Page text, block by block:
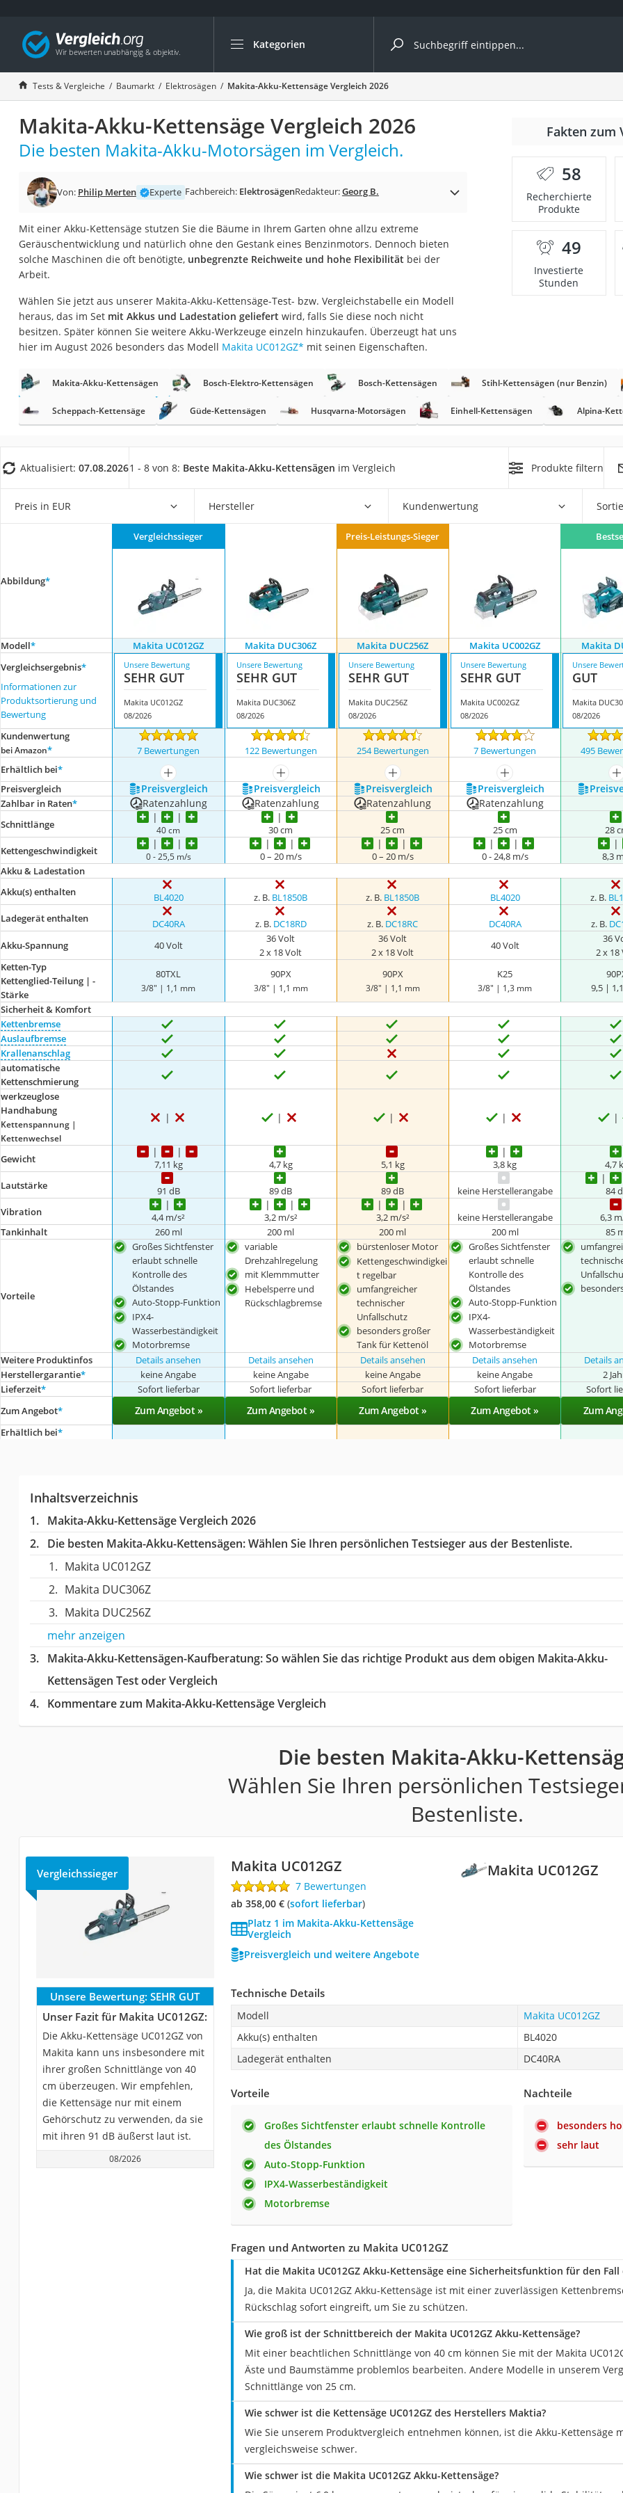
Kategorien
Die beliebtesten Vergleiche nach Kategorie
Baumarkt
Tresor feuerfest
Makita-Akku-Rasenmäher
Kappsäge
Smartes Türschloss
Akku-Rasentrimmer
Split-Klimaanlage 2 Innengeräte
Pelletofen
Tiefbrunnenpumpe
Fliesenschneider
Hochdruckreiniger
Überwachungskamera
Benzinrasenmäher mit Elektrostart
Winterharte Palmen
Gasdurchlauferhitzer
Tests & Vergleiche Baumarkt Elektrosägen Makita-Akku-Kettensäge Vergleich 2026
Makita-Akku-Kettensäge Vergleich 2026
Die besten Makita-Akku-Motorsägen im Vergleich.
Von: Philip Merten Experte Fachbereich: ElektrosägenRedakteur:Georg B.
Mit einer Akku-Kettensäge stutzen Sie die Bäume in Ihrem Garten ohne allzu extreme
Geräuschentwicklung und natürlich ohne den Gestank eines Benzinmotors. Dennoch bieten
solche Maschinen die oft benötigte, unbegrenzte Reichweite und hohe Flexibilität bei der
Arbeit.
Wählen Sie jetzt aus unserer Makita-Akku-Kettensäge-Test- bzw. Vergleichstabelle ein Modell
heraus, das im Set mit Akkus und Ladestation geliefert wird, falls Sie diese noch nicht
besitzen. Später können Sie weitere Akku-Werkzeuge einzeln hinzukaufen. Überzeugt hat uns
hier im August 2026 besonders das Modell Makita UC012GZ* mit seinen Eigenschaften.
Fakten zum
58
Recherchierte
Produkte
49
Investierte
Stunden
Makita-Akku-Kettensägen Bosch-Elektro-Kettensägen Bosch-Kettensägen Stihl-Kettensägen (nur Benzin)
Scheppach-Kettensäge Güde-Kettensägen Husqvarna-Motorsägen Einhell-Kettensägen Alpina-
Aktualisiert: 07.08.20261 - 8 von 8: Beste Makita-Akku-Kettensägen im Vergleich Produkte filtern
Preis in EUR Hersteller Kundenwertung
Abbildung*
Vergleichssieger Preis-Leistungs-Sieger
Modell* Makita UC012GZ Makita DUC306Z Makita DUC256Z Makita UC002GZ Makita
Vergleichsergebnis*
Informationen zur
Produktsortierung und
Bewertung
Unsere Bewertung
SEHR GUT
Makita UC012GZ
08/2026
Unsere Bewertung
SEHR GUT
Makita DUC306Z
08/2026
Unsere Bewertung
SEHR GUT
Makita DUC256Z
08/2026
Unsere Bewertung
SEHR GUT
Makita UC002GZ
08/2026
Unsere
GUT
Makita
08/2026
Kundenwertung
bei Amazon* 7 Bewertungen 122 Bewertungen 254 Bewertungen 7 Bewertungen 495
Erhältlich bei*
mehr anzeigen mehr anzeigen mehr anzeigen mehr anzeigen
Preis­vergleich
Preis­vergleich Preis­vergleich Preis­vergleich Preis­vergleich
Zahlbar in Raten* Ratenzahlung Ratenzahlung Ratenzahlung Ratenzahlung
Schnittlänge 40 cm 30 cm 25 cm 25 cm 28
Kettengeschwindigkeit
0 - 25,5 m/s 0 – 20 m/s 0 – 20 m/s 0 - 24,8 m/s 8,3
Akku & Ladestation
Akku(s) enthalten
BL4020 z. B. BL1850B z. B. BL1850B BL4020 z. B.
Ladegerät enthalten
DC40RA z. B. DC18RD z. B. DC18RC DC40RA z. B.
Akku-Spannung
40 Volt
36 Volt
2 x 18 Volt
36 Volt
2 x 18 Volt
40 Volt
36
2 x 18
Ketten-Typ
Kettenglied-Teilung | -
Stärke
80TXL
3/8" | 1,1 mm
90PX
3/8" | 1,1 mm
90PX
3/8" | 1,1 mm
K25
3/8" | 1,3 mm
9,5 |
Sicherheit & Komfort
Kettenbremse
Auslaufbremse
Krallenanschlag
automatische
Kettenschmierung
werkzeuglose
Handhabung
Kettenspannung |
Kettenwechsel
Gewicht 7,11 kg 4,7 kg 5,1 kg 3,8 kg 4,7
Lautstärke
91 dB 89 dB 89 dB keine Herstellerangabe 84
Vibration
4,4 m/s² 3,2 m/s² 3,2 m/s² keine Herstellerangabe 6,3
Tankinhalt
260 ml 200 ml 200 ml 200 ml 85
Vorteile
Großes Sichtfenster
erlaubt schnelle
Kontrolle des
Ölstandes
Auto-Stopp-Funktion
IPX4-
Wasserbeständigkeit
Motorbremse
variable
Drehzahlregelung
mit Klemmmutter
Hebelsperre und
Rückschlagbremse
bürstenloser Motor
Kettengeschwindigkei
t regelbar
umfangreicher
technischer
Unfallschutz
besonders großer
Tank für Kettenöl
Großes Sichtfenster
erlaubt schnelle
Kontrolle des
Ölstandes
Auto-Stopp-Funktion
IPX4-
Wasserbeständigkeit
Motorbremse
Weitere Produktinfos
Details ansehen Details ansehen Details ansehen Details ansehen Details
Herstellergarantie* keine Angabe keine Angabe keine Angabe keine Angabe 2
Lieferzeit* Sofort lieferbar Sofort lieferbar Sofort lieferbar Sofort lieferbar Sofort
Zum Angebot* Zum Angebot » Zum Angebot » Zum Angebot » Zum Angebot » Zum
Erhältlich bei*
Inhaltsverzeichnis
Makita-Akku-Kettensäge Vergleich 2026
Die besten Makita-Akku-Kettensägen:Wählen Sie Ihren persönlichen Testsieger aus der Bestenliste.
Makita UC012GZ
Makita DUC306Z
Makita DUC256Z
mehr anzeigen
Makita-Akku-Kettensägen-Kaufberatung: So wählen Sie das richtige Produkt aus dem obigen Makita-Akku-
Kettensägen Test oder Vergleich
Kommentare zum Makita-Akku-Kettensäge Vergleich
Die besten Makita-Akku-
Wählen Sie Ihren persönlichen
Bestenliste.
Makita UC012GZ
Vergleichssieger Makita UC012GZ
7 Bewertungen
ab 358,00 €( Sofort lieferbar)
Platz 1 im Makita-Akku-Kettensäge
Vergleich
Preisvergleich und weitere Angebote
Unsere Bewertung: SEHR GUT
Unser Fazit für Makita UC012GZ:
Die Akku-Kettensäge UC012GZ von
Makita kann uns insbesondere mit
ihrer großen Schnittlänge von 40
cm überzeugen. Wir empfehlen,
die Kettensäge nur mit einem
Gehörschutz zu verwenden, da sie
mit ihren 91 dB äußerst laut ist.
08/2026
Technische Details
Modell
Makita UC012GZ
Akku(s) enthalten
BL4020
Ladegerät enthalten
DC40RA
Vorteile
Großes Sichtfenster erlaubt schnelle Kontrolle
des Ölstandes
Auto-Stopp-Funktion
IPX4-Wasserbeständigkeit
Motorbremse
Nachteile
besonders
sehr laut
Fragen und Antworten zu Makita UC012GZ
Hat die Makita UC012GZ Akku-Kettensäge eine Sicherheitsfunktion für den Fall
Ja, die Makita UC012GZ Akku-Kettensäge ist mit einer zuverlässigen
Rückschlag sofort eingreift, um Sie zu schützen.
Wie groß ist der Schnittbereich der Makita UC012GZ Akku-Kettensäge?
Mit einer beachtlichen Schnittlänge von 40 cm können Sie mit der Makita
Äste und Baumstämme problemlos bearbeiten. Andere Modelle in unserem
Schnittlänge von 25 cm.
Wie schwer ist die Kettensäge UC012GZ des Herstellers Maktia?
Wie Sie unserem Produktvergleich entnehmen können, ist die Akku-Kettensäge
vergleichsweise schwer.
Wie schwer ist die Makita UC012GZ Akku-Kettensäge?